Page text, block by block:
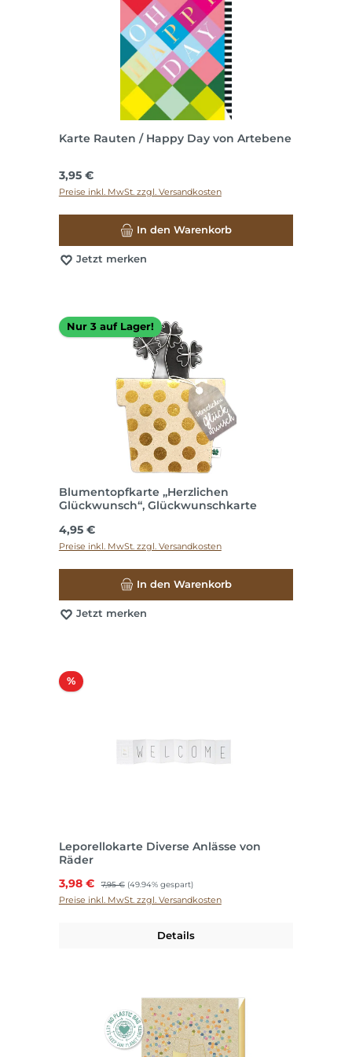
Karte Rauten / Happy Day von Artebene
Regulärer Preis:
3,95 €
Preise inkl. MwSt. zzgl. Versandkosten
In den Warenkorb
Jetzt merken
Nur 3 auf Lager!
Blumentopfkarte „Herzlichen
Glückwunsch“, Glückwunschkarte
Regulärer Preis:
4,95 €
Preise inkl. MwSt. zzgl. Versandkosten
In den Warenkorb
Jetzt merken
%Rabatt
Leporellokarte Diverse Anlässe von
Räder
Verkaufspreis:
3,98 € Regulärer Preis:
7,95 € (49.94% gespart)
Preise inkl. MwSt. zzgl. Versandkosten
Details